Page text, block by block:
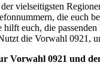
vielseitigsten
die euch
euch, die
die Vorwahl 0921,
0921 und